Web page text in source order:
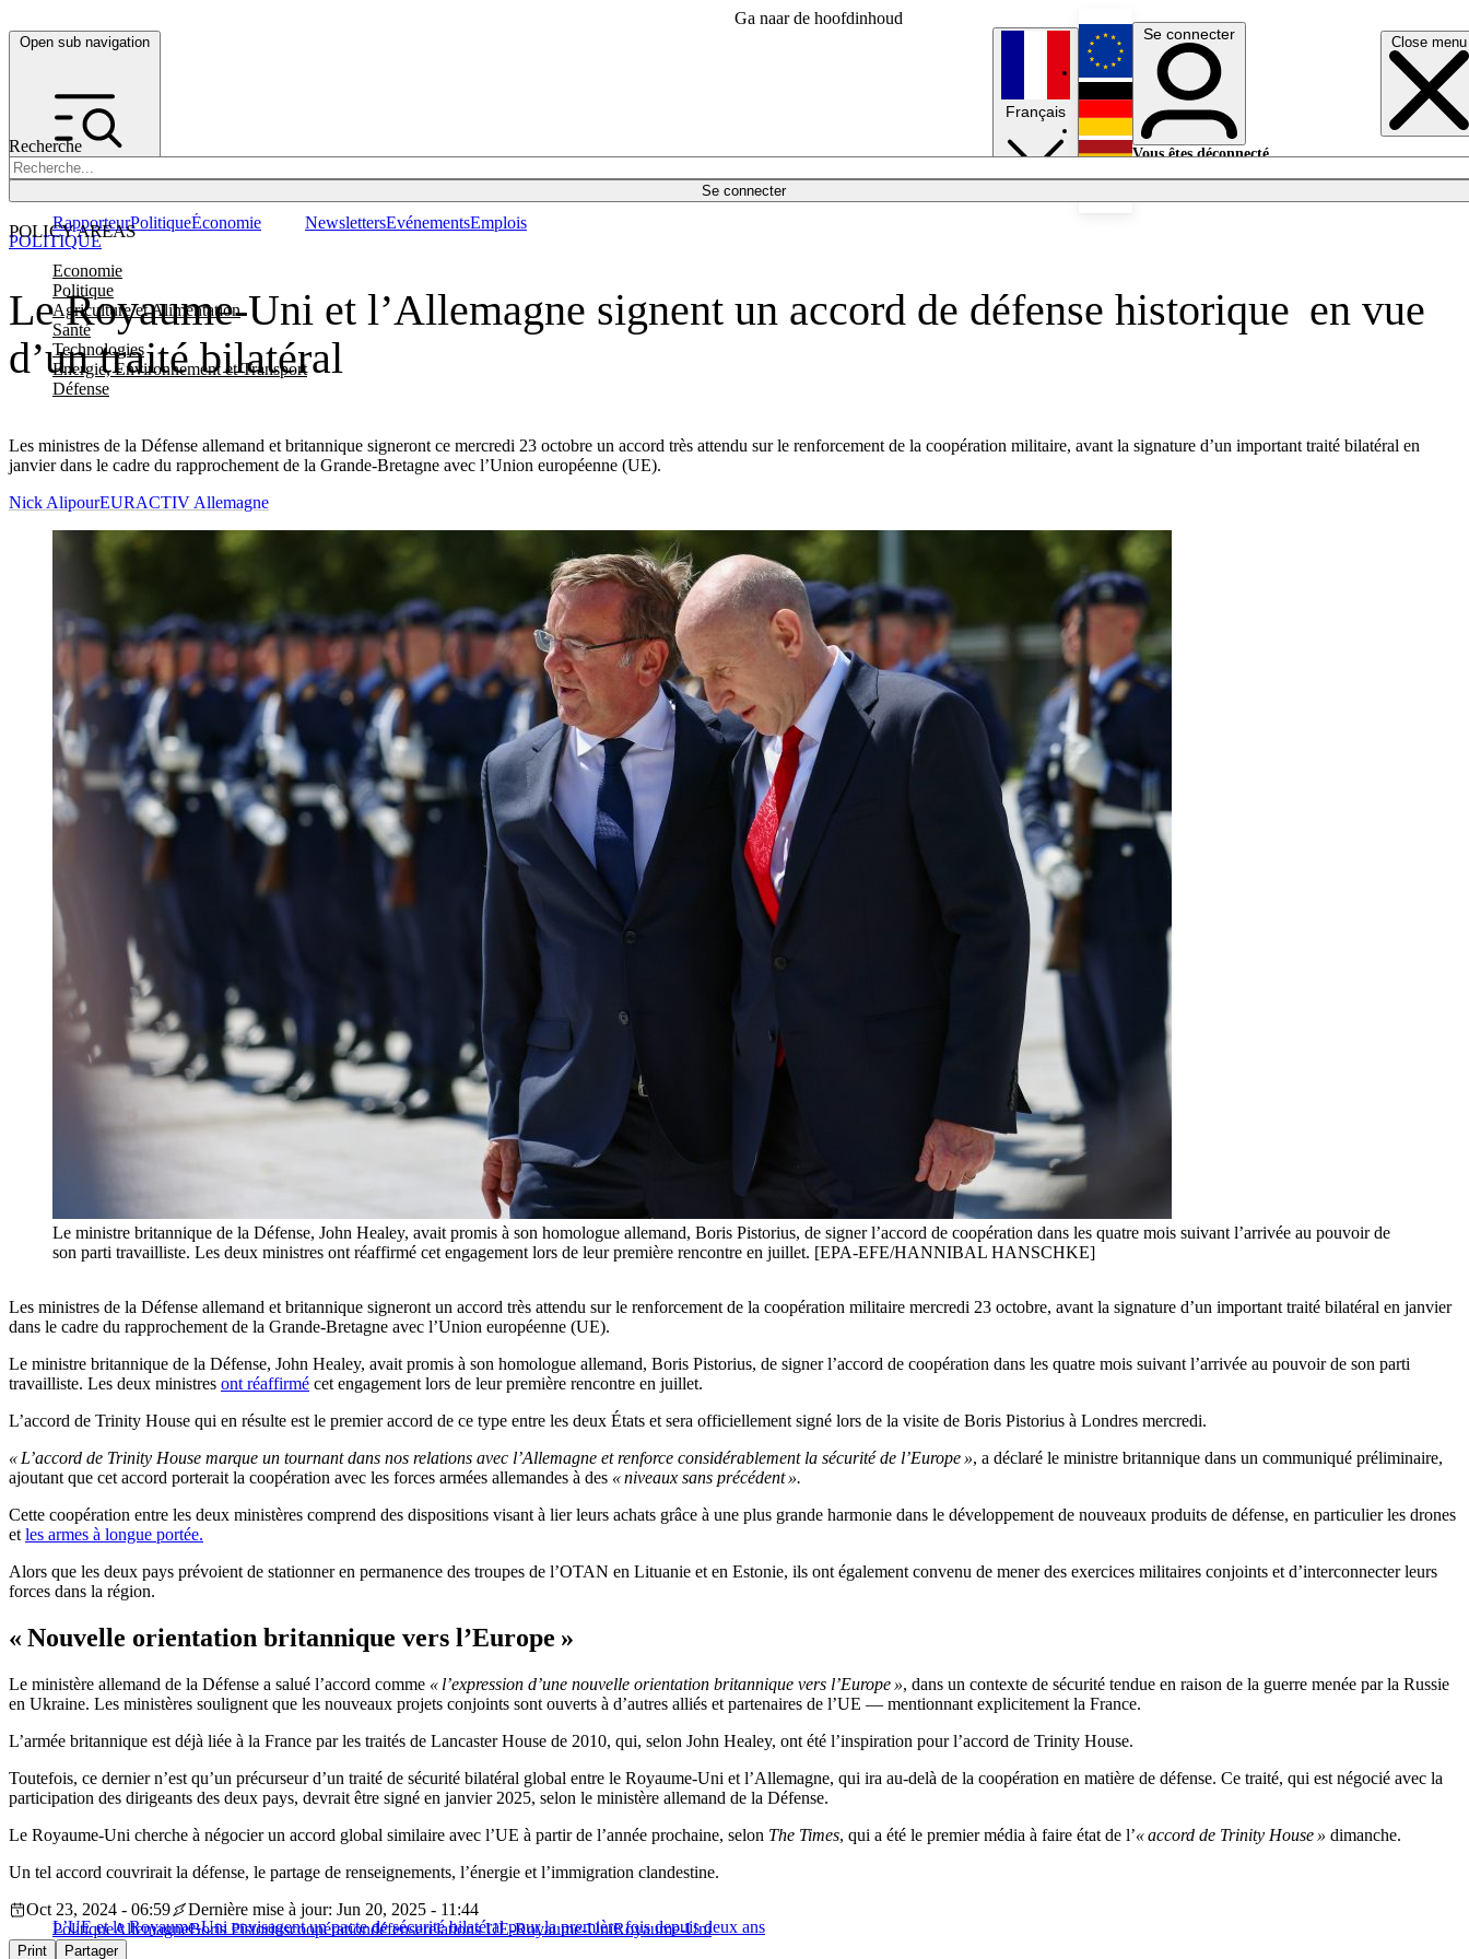
Ga naar de hoofdinhoud
Open sub navigation Close menu
Recherche
Se connecter
POLICY AREAS
Economie
Politique
Agriculture et Alimentation
Santé
Technologies
Energie, Environnement et Transport
Défense
RapporteurPolitiqueÉconomie NewslettersEvénementsEmplois
Français
English
Deutsch
Se connecter
Vous êtes déconnecté.
Le Royaume-Uni et l’Allemagne signent un accord de défense historique en vue
d’un traité bilatéral
Les ministres de la Défense allemand et britannique signeront ce mercredi 23 octobre un accord très attendu sur le renforcement de la coopération militaire, avant la signature d’un important traité bilatéral en
janvier dans le cadre du rapprochement de la Grande-Bretagne avec l’Union européenne (UE).
POLITIQUE
Nick AlipourEURACTIV Allemagne
Le ministre britannique de la Défense, John Healey, avait promis à son homologue allemand, Boris Pistorius, de signer l’accord de coopération dans les quatre mois suivant l’arrivée au pouvoir de
son parti travailliste. Les deux ministres ont réaffirmé cet engagement lors de leur première rencontre en juillet. [EPA-EFE/HANNIBAL HANSCHKE]
Les ministres de la Défense allemand et britannique signeront un accord très attendu sur le renforcement de la coopération militaire mercredi 23 octobre, avant la signature d’un important traité bilatéral en janvier
dans le cadre du rapprochement de la Grande-Bretagne avec l’Union européenne (UE).
Le ministre britannique de la Défense, John Healey, avait promis à son homologue allemand, Boris Pistorius, de signer l’accord de coopération dans les quatre mois suivant l’arrivée au pouvoir de son parti
travailliste. Les deux ministres ont réaffirmé cet engagement lors de leur première rencontre en juillet.
L’accord de Trinity House qui en résulte est le premier accord de ce type entre les deux États et sera officiellement signé lors de la visite de Boris Pistorius à Londres mercredi.
« L’accord de Trinity House marque un tournant dans nos relations avec l’Allemagne et renforce considérablement la sécurité de l’Europe », a déclaré le ministre britannique dans un communiqué préliminaire,
ajoutant que cet accord porterait la coopération avec les forces armées allemandes à des « niveaux sans précédent ».
Cette coopération entre les deux ministères comprend des dispositions visant à lier leurs achats grâce à une plus grande harmonie dans le développement de nouveaux produits de défense, en particulier les drones
et les armes à longue portée.
Alors que les deux pays prévoient de stationner en permanence des troupes de l’OTAN en Lituanie et en Estonie, ils ont également convenu de mener des exercices militaires conjoints et d’interconnecter leurs
forces dans la région.
« Nouvelle orientation britannique vers l’Europe »
Le ministère allemand de la Défense a salué l’accord comme « l’expression d’une nouvelle orientation britannique vers l’Europe », dans un contexte de sécurité tendue en raison de la guerre menée par la Russie
en Ukraine. Les ministères soulignent que les nouveaux projets conjoints sont ouverts à d’autres alliés et partenaires de l’UE — mentionnant explicitement la France.
L’armée britannique est déjà liée à la France par les traités de Lancaster House de 2010, qui, selon John Healey, ont été l’inspiration pour l’accord de Trinity House.
Toutefois, ce dernier n’est qu’un précurseur d’un traité de sécurité bilatéral global entre le Royaume-Uni et l’Allemagne, qui ira au-delà de la coopération en matière de défense. Ce traité, qui est négocié avec la
participation des dirigeants des deux pays, devrait être signé en janvier 2025, selon le ministère allemand de la Défense.
Le Royaume-Uni cherche à négocier un accord global similaire avec l’UE à partir de l’année prochaine, selon The Times, qui a été le premier média à faire état de l’« accord de Trinity House » dimanche.
Un tel accord couvrirait la défense, le partage de renseignements, l’énergie et l’immigration clandestine.
L’UE et le Royaume-Uni envisagent un pacte de sécurité bilatéral pour la première fois depuis deux ans
Oct 23, 2024 - 06:59
Dernière mise à jour: Jun 20, 2025 - 11:44
PolitiqueAllemagneBoris Pistoriuscoopérationdéfenserelations UE-Royaume-UniRoyaume-Uni
Print Partager